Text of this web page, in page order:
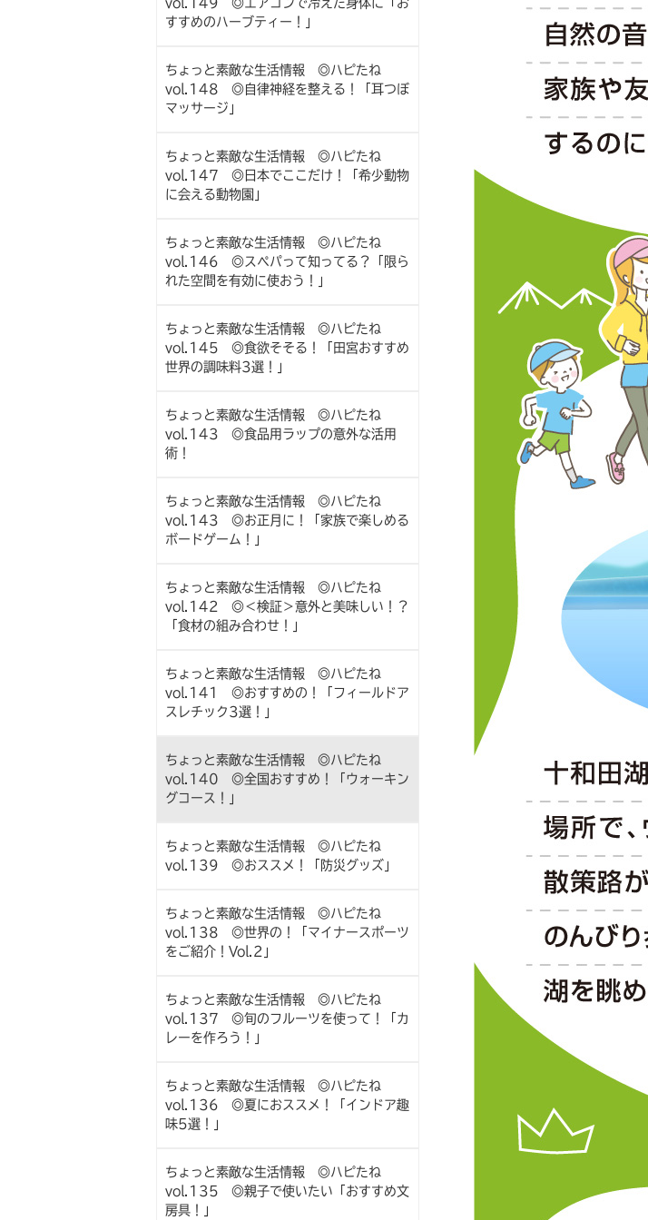
vol.149 ◎エアコンで冷えた身体に「お
すすめのハーブティー！」
ちょっと素敵な生活情報 ◎ハピたね
vol.148 ◎自律神経を整える！「耳つぼ
マッサージ」
ちょっと素敵な生活情報 ◎ハピたね
vol.147 ◎日本でここだけ！「希少動物
に会える動物園」
ちょっと素敵な生活情報 ◎ハピたね
vol.146 ◎スペパって知ってる？「限ら
れた空間を有効に使おう！」
ちょっと素敵な生活情報 ◎ハピたね
vol.145 ◎食欲そそる！「田宮おすすめ
世界の調味料3選！」
ちょっと素敵な生活情報 ◎ハピたね
vol.143 ◎食品用ラップの意外な活用
術！
ちょっと素敵な生活情報 ◎ハピたね
vol.143 ◎お正月に！「家族で楽しめる
ボードゲーム！」
ちょっと素敵な生活情報 ◎ハピたね
vol.142 ◎＜検証＞意外と美味しい！？
「食材の組み合わせ！」
ちょっと素敵な生活情報 ◎ハピたね
vol.141 ◎おすすめの！「フィールドア
スレチック3選！」
ちょっと素敵な生活情報 ◎ハピたね
vol.140 ◎全国おすすめ！「ウォーキン
グコース！」
ちょっと素敵な生活情報 ◎ハピたね
vol.139 ◎おススメ！「防災グッズ」
ちょっと素敵な生活情報 ◎ハピたね
vol.138 ◎世界の！「マイナースポーツ
をご紹介！Vol.2」
ちょっと素敵な生活情報 ◎ハピたね
vol.137 ◎旬のフルーツを使って！「カ
レーを作ろう！」
ちょっと素敵な生活情報 ◎ハピたね
vol.136 ◎夏におススメ！「インドア趣
味5選！」
ちょっと素敵な生活情報 ◎ハピたね
vol.135 ◎親子で使いたい「おすすめ文
房具！」